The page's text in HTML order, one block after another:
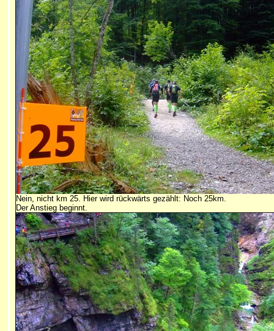
Nein, nicht km 25. Hier wird rückwärts gezählt: Noch 25km.
Der Anstieg beginnt.